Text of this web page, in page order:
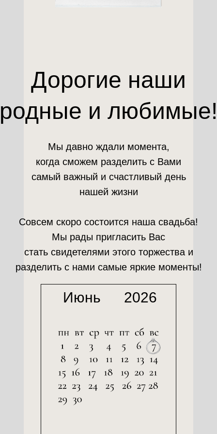
Дорогие наши
родные и любимые!
Мы давно ждали момента,
когда сможем разделить с Вами
самый важный и счастливый день
нашей жизни
Совсем скоро состоится наша свадьба!
Мы рады пригласить Вас
стать свидетелями этого торжества и
разделить с нами самые яркие моменты!
Июнь 2026